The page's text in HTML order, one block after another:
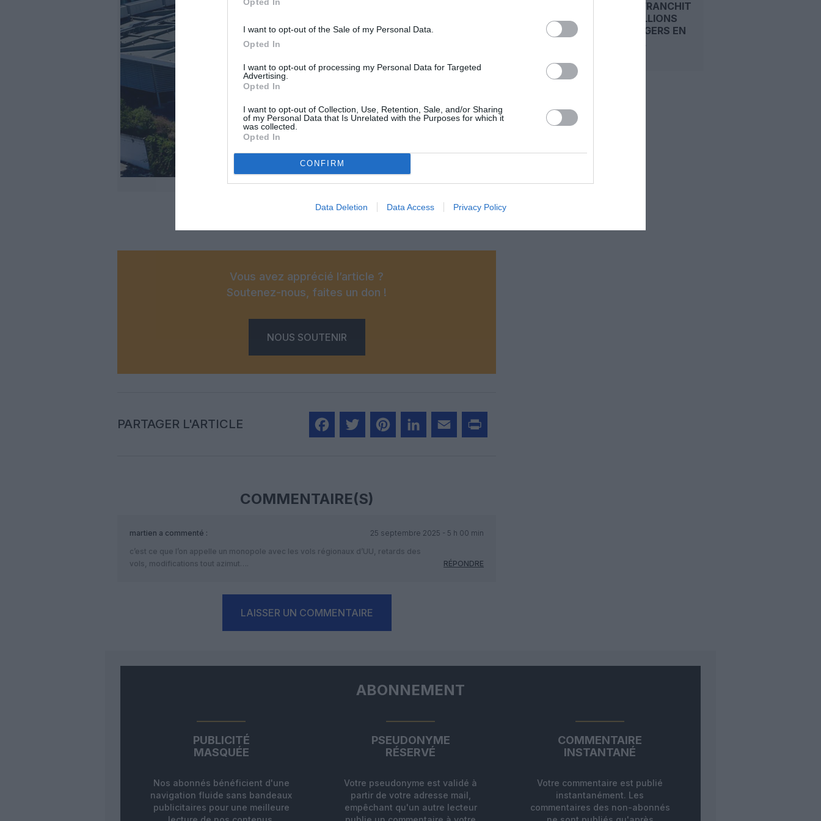
I want to opt-out of the Sale of my Personal Data.
Opted In
I want to opt-out of processing my Personal Data for Targeted
Advertising.
Opted In
I want to opt-out of Collection, Use, Retention, Sale, and/or Sharing
of my Personal Data that Is Unrelated with the Purposes for which it
was collected.
Opted In
CONFIRM
Data Deletion Data Access Privacy Policy
©Aéroport de La Réunion
Vous avez apprécié l’article ?
Soutenez-nous, faites un don !
NOUS SOUTENIR
PARTAGER L'ARTICLE
COMMENTAIRE(S)
martien a commenté :
25 septembre 2025 - 5 h 00 min
c’est ce que l’on appelle un monopole avec les vols régionaux d’UU, retards des
vols, modifications tout azimut….
RÉPONDRE
LAISSER UN COMMENTAIRE
RYANAIR FRANCHIT
LES 22 MILLIONS
DE PASSAGERS EN
ABONNEMENT
PUBLICITÉ
MASQUÉE
Nos abonnés bénéficient d'une
navigation fluide sans bandeaux
publicitaires pour une meilleure
PSEUDONYME
RÉSERVÉ
Votre pseudonyme est validé à
partir de votre adresse mail,
empêchant qu'un autre lecteur
COMMENTAIRE
INSTANTANÉ
Votre commentaire est publié
instantanément. Les
commentaires des non-abonnés